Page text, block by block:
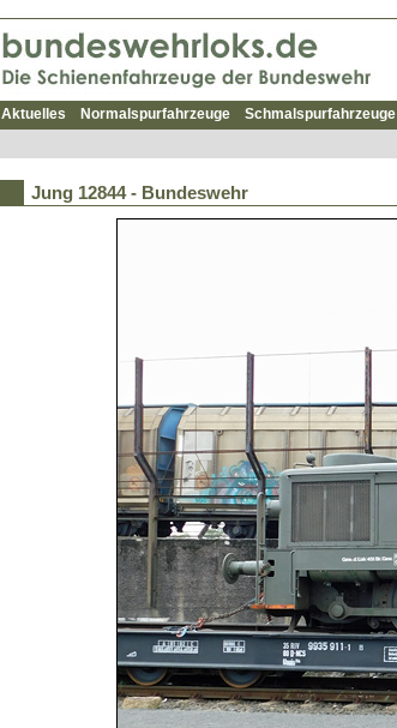
Aktuelles Normalspurfahrzeuge Schmalspurfahrzeuge
Jung 12844 - Bundeswehr